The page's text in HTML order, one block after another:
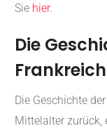
Sie hier.
Die
Frankreich
Die Geschichte der
Mittelalter zurück,